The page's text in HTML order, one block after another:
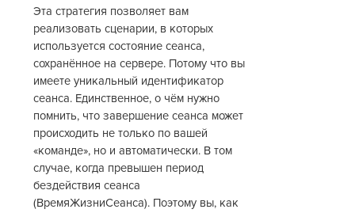
Эта стратегия позволяет вам
реализовать сценарии, в которых
используется состояние сеанса,
сохранённое на сервере. Потому что вы
имеете уникальный идентификатор
сеанса. Единственное, о чём нужно
помнить, что завершение сеанса может
происходить не только по вашей
«команде», но и автоматически. В том
случае, когда превышен период
бездействия сеанса
(ВремяЖизниСеанса). Поэтому вы, как